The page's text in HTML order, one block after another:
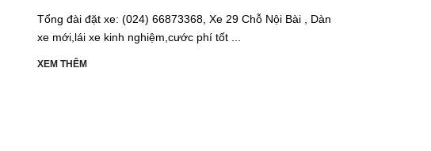
Tổng đài đặt xe: (024) 66873368, Xe 29 Chỗ Nội Bài , Dàn
xe mới,lái xe kinh nghiệm,cước phí tốt ...
XEM THÊM